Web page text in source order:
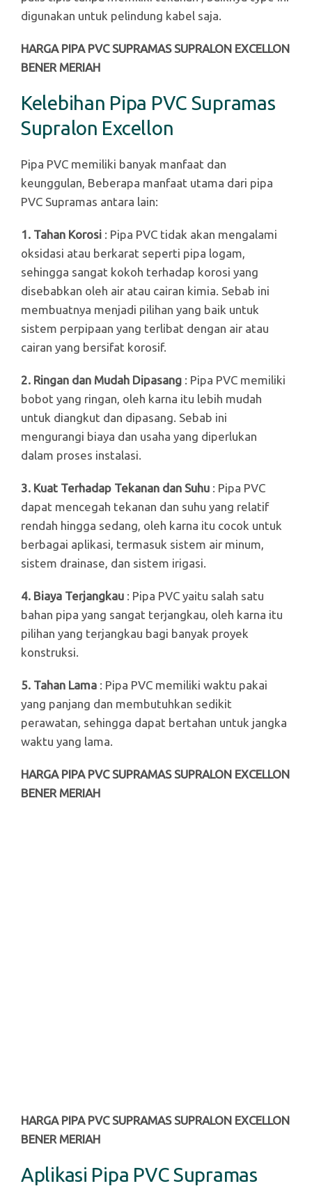
digunakan untuk pelindung kabel saja.
HARGA PIPA PVC SUPRAMAS SUPRALON EXCELLON
BENER MERIAH
Kelebihan Pipa PVC Supramas
Supralon Excellon
Pipa PVC memiliki banyak manfaat dan
keunggulan, Beberapa manfaat utama dari pipa
PVC Supramas antara lain:
1. Tahan Korosi : Pipa PVC tidak akan mengalami
oksidasi atau berkarat seperti pipa logam,
sehingga sangat kokoh terhadap korosi yang
disebabkan oleh air atau cairan kimia. Sebab ini
membuatnya menjadi pilihan yang baik untuk
sistem perpipaan yang terlibat dengan air atau
cairan yang bersifat korosif.
2. Ringan dan Mudah Dipasang : Pipa PVC memiliki
bobot yang ringan, oleh karna itu lebih mudah
untuk diangkut dan dipasang. Sebab ini
mengurangi biaya dan usaha yang diperlukan
dalam proses instalasi.
3. Kuat Terhadap Tekanan dan Suhu : Pipa PVC
dapat mencegah tekanan dan suhu yang relatif
rendah hingga sedang, oleh karna itu cocok untuk
berbagai aplikasi, termasuk sistem air minum,
sistem drainase, dan sistem irigasi.
4. Biaya Terjangkau : Pipa PVC yaitu salah satu
bahan pipa yang sangat terjangkau, oleh karna itu
pilihan yang terjangkau bagi banyak proyek
konstruksi.
5. Tahan Lama : Pipa PVC memiliki waktu pakai
yang panjang dan membutuhkan sedikit
perawatan, sehingga dapat bertahan untuk jangka
waktu yang lama.
HARGA PIPA PVC SUPRAMAS SUPRALON EXCELLON
BENER MERIAH
HARGA PIPA PVC SUPRAMAS SUPRALON EXCELLON
BENER MERIAH
Aplikasi Pipa PVC Supramas